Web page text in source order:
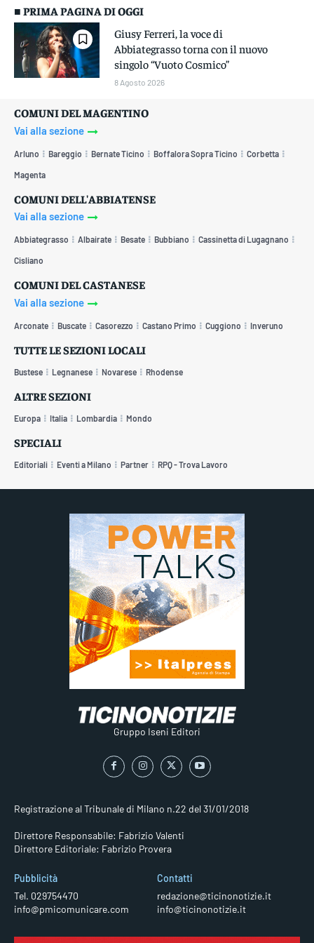
■ PRIMA PAGINA DI OGGI
Giusy Ferreri, la voce di
Abbiategrasso torna con il nuovo
singolo “Vuoto Cosmico”
8 Agosto 2026
COMUNI DEL MAGENTINO
Vai alla sezione
Arluno Bareggio Bernate Ticino Boffalora Sopra Ticino Corbetta
Magenta
COMUNI DELL'ABBIATENSE
Vai alla sezione
Abbiategrasso Albairate Besate Bubbiano Cassinetta di Lugagnano
Cisliano
COMUNI DEL CASTANESE
Vai alla sezione
Arconate Buscate Casorezzo Castano Primo Cuggiono Inveruno
TUTTE LE SEZIONI LOCALI
Bustese Legnanese Novarese Rhodense
ALTRE SEZIONI
Europa Italia Lombardia Mondo
SPECIALI
Editoriali Eventi a Milano Partner RPQ - Trova Lavoro
Gruppo Iseni Editori
Registrazione al Tribunale di Milano n.22 del 31/01/2018
Direttore Responsabile: Fabrizio Valenti
Direttore Editoriale: Fabrizio Provera
Pubblicità
Tel. 029754470
info@pmicomunicare.com
Contatti
redazione@ticinonotizie.it
info@ticinonotizie.it